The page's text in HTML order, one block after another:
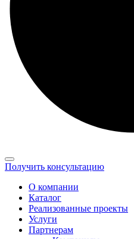
Получить консультацию
О компании
Каталог
Реализованные проекты
Услуги
Партнерам